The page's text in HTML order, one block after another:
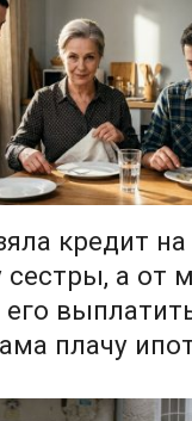
кредит на
сестры, а от
его
плачу